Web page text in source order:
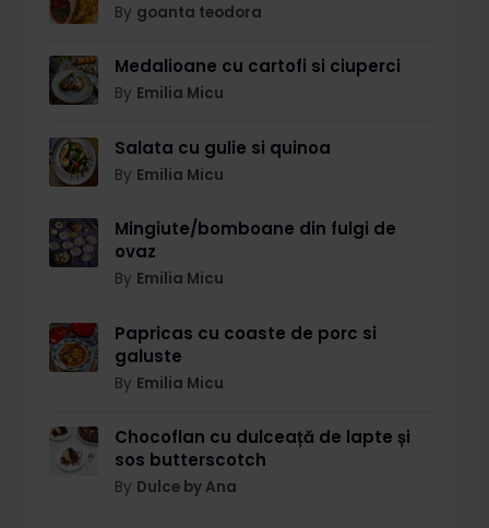
By goanta teodora
Medalioane cu cartofi si ciuperci
By Emilia Micu
Salata cu gulie si quinoa
By Emilia Micu
Mingiute/bomboane din fulgi de
ovaz
By Emilia Micu
Papricas cu coaste de porc si
galuste
By Emilia Micu
Chocoflan cu dulceață de lapte și
sos butterscotch
By Dulce by Ana